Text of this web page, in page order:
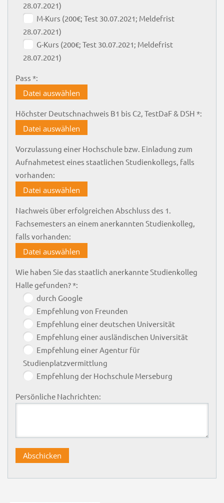
28.07.2021)
M-Kurs (200€; Test 30.07.2021; Meldefrist
28.07.2021)
G-Kurs (200€; Test 30.07.2021; Meldefrist
28.07.2021)
Pass *:
Datei auswählen
Höchster Deutschnachweis B1 bis C2, TestDaF & DSH *:
Datei auswählen
Vorzulassung einer Hochschule bzw. Einladung zum
Aufnahmetest eines staatlichen Studienkollegs, falls
vorhanden:
Datei auswählen
Nachweis über erfolgreichen Abschluss des 1.
Fachsemesters an einem anerkannten Studienkolleg,
falls vorhanden:
Datei auswählen
Wie haben Sie das staatlich anerkannte Studienkolleg
Halle gefunden? *:
durch Google
Empfehlung von Freunden
Empfehlung einer deutschen Universität
Empfehlung einer ausländischen Universität
Empfehlung einer Agentur für
Studienplatzvermittlung
Empfehlung der Hochschule Merseburg
Persönliche Nachrichten: